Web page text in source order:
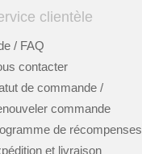
clientèle
/ FAQ
contacter
de commande /
commande
de récompenses
et livraison